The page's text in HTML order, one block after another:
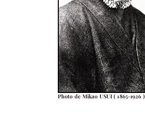
Photo de Mikao USUI ( 1865-1926 )